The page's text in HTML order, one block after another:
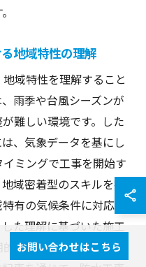
地域特性の理解
域特性を理解すること
雨季や台風シーズンが
難しい環境です。した
、気象データを基にし
ミングで工事を開始す
域密着型のスキルを持
有の気候条件に対応し
た理解に基づいた施工
なメンテナンスコスト
お問い合わせはこちら